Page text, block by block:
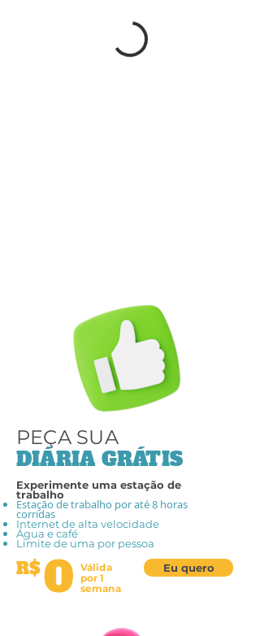
PEÇA SUA
DIÁRIA GRÁTIS
Experimente uma estação de
trabalho
Estação de trabalho por até 8 horas
corridas
Internet de alta velocidade
Água e café
Limite de uma por pessoa
R$0 Válida
por 1
semana
Eu quero